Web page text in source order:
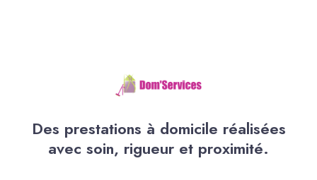
Des prestations à domicile réalisées
avec soin, rigueur et proximité.